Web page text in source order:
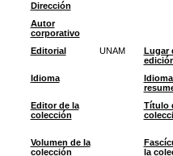
Dirección
Autor
corporativo
Editorial
UNAM
Lugar
Idioma
Editor de la
colección
Título
Volumen de la
colección
la